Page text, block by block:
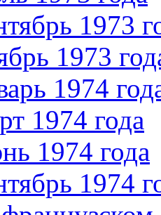
1973
1973
1974
1974 года
1974 года
1974